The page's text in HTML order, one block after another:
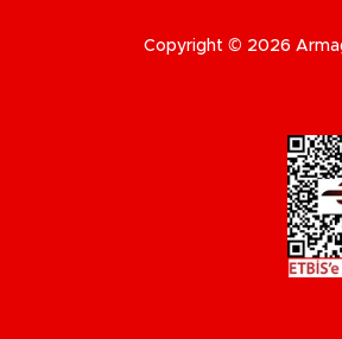
Copyright © 2026